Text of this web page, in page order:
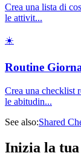
Crea una lista di
le attivit...
☀️
Routine
Crea una checklist
le abitudin...
See also:Shared
Inizia la